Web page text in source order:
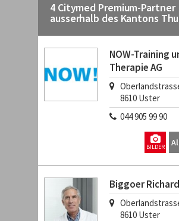
4 Citymed Premium-Partner
ausserhalb des Kantons
NOW-Training
Therapie AG
8610 Uster
044 905 99 90
BILDER
Biggoer Richard
8610 Uster